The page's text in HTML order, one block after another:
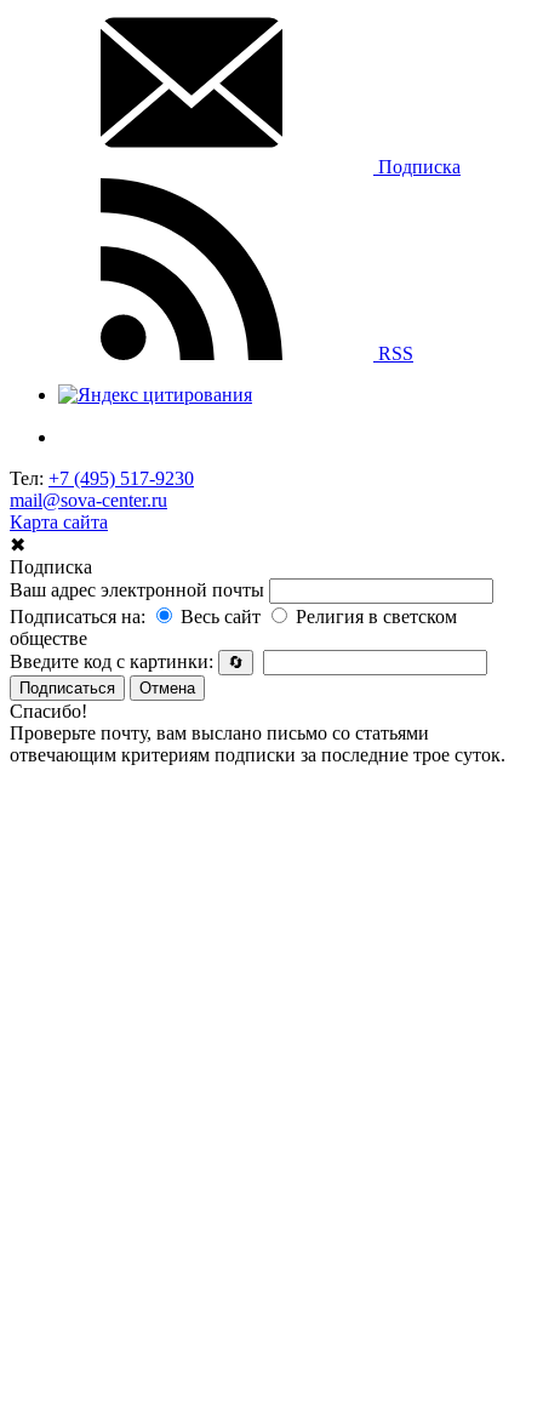
Подписка
RSS
Тел: +7 (495) 517-9230
mail@sova-center.ru
Карта сайта
✖
Подписка
Ваш адрес электронной почты
Подписаться на:
Весь сайт
Религия в светском
обществе
Введите код с картинки:
🔄
Подписаться
Отмена
Спасибо!
Проверьте почту, вам выслано письмо со статьями
отвечающим критериям подписки за последние трое суток.